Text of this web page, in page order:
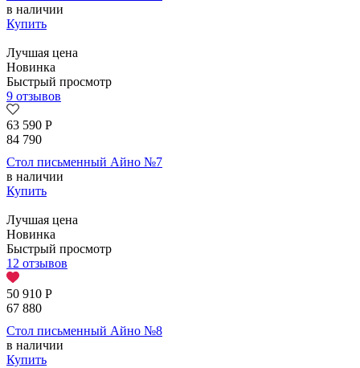
в наличии
Купить
Лучшая цена
Новинка
Быстрый просмотр
9 отзывов
63 590 Р
84 790
Стол письменный Айно №7
в наличии
Купить
Лучшая цена
Новинка
Быстрый просмотр
12 отзывов
50 910 Р
67 880
Стол письменный Айно №8
в наличии
Купить